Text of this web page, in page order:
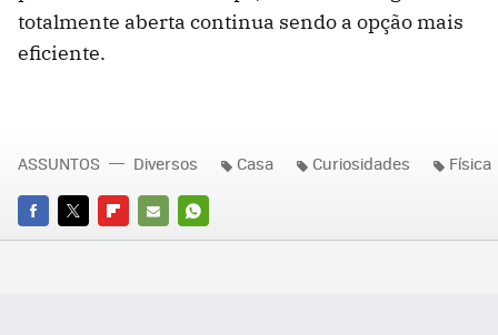
totalmente aberta continua sendo a opção mais
eficiente.
FACEBOOK
TWITTERFLIPBOARD
E-
WHATSAPP
ASSUNTOS Diversos Casa Curiosidades Física